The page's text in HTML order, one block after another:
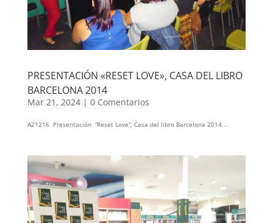
PRESENTACIÓN «RESET LOVE», CASA DEL LIBRO
BARCELONA 2014
Mar 21, 2024| 0 Comentarios
A21216 Presentación “Reset Love”, Casa del libro Barcelona 2014...